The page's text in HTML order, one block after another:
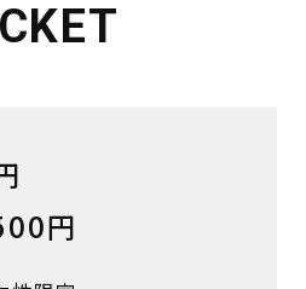
円